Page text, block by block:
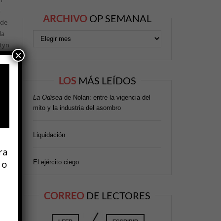
ARCHIVO OP SEMANAL
LOS MÁS LEÍDOS
La Odisea de Nolan: entre la vigencia del
mito y la industria del asombro
Liquidación
El ejército ciego
CORREO DE LECTORES
×